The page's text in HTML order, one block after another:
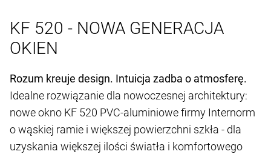
KF 520 - NOWA GENERACJA
OKIEN
Rozum kreuje design. Intuicja zadba o atmosferę.
Idealne rozwiązanie dla nowoczesnej architektury:
nowe okno KF 520 PVC-aluminiowe firmy Internorm
o wąskiej ramie i większej powierzchni szkła - dla
uzyskania większej ilości światła i komfortowego